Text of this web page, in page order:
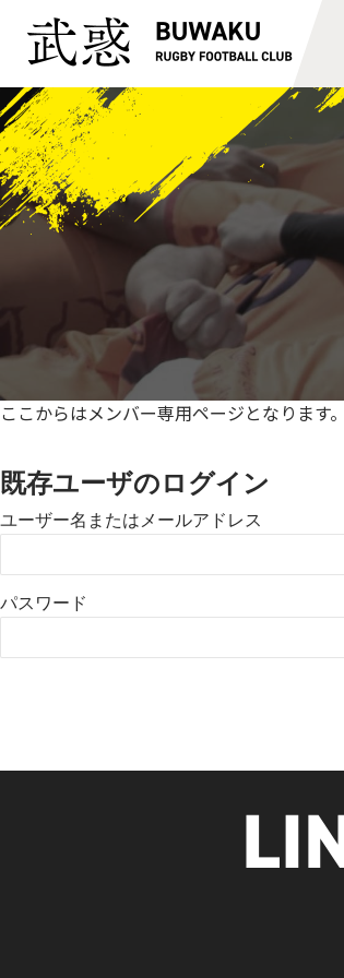
ここからはメンバー専用ページとなります
既存ユーザのログイン
ユーザー名またはメールアドレス
パスワード